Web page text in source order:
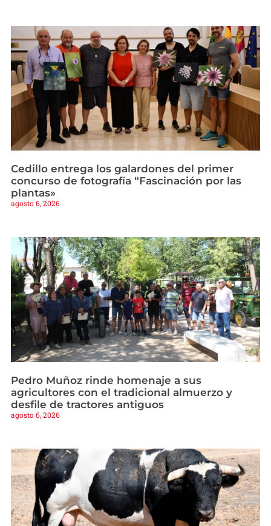
Cedillo entrega los galardones del primer
concurso de fotografía “Fascinación por las
plantas»
agosto 6, 2026
Pedro Muñoz rinde homenaje a sus
agricultores con el tradicional almuerzo y
desfile de tractores antiguos
agosto 6, 2026